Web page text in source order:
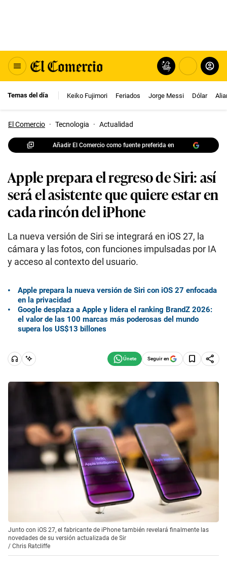
Temas del día Keiko Fujimori Feriados Jorge Messi Dólar
El Comercio · Tecnologia · Actualidad
Añadir El Comercio como fuente preferida en
Apple prepara el regreso de Siri: así
será el asistente que quiere estar en
cada rincón del iPhone
La nueva versión de Siri se integrará en iOS 27, la
cámara y las fotos, con funciones impulsadas por IA
y acceso al contexto del usuario.
Apple prepara la nueva versión de Siri con iOS 27 enfocada
en la privacidad
Google desplaza a Apple y lidera el ranking BrandZ 2026:
el valor de las 100 marcas más poderosas del mundo
supera los US$13 billones
Seguir en
Junto con iOS 27, el fabricante de iPhone también revelará finalmente las
novedades de su versión actualizada de Sir
/ Chris Ratcliffe